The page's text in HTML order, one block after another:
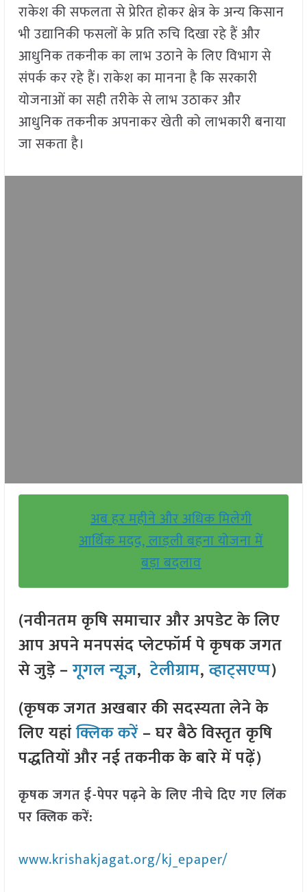
राकेश की सफलता से प्रेरित होकर क्षेत्र के अन्य किसान
भी उद्यानिकी फसलों के प्रति रुचि दिखा रहे हैं और
आधुनिक तकनीक का लाभ उठाने के लिए विभाग से
संपर्क कर रहे हैं। राकेश का मानना है कि सरकारी
योजनाओं का सही तरीके से लाभ उठाकर और
आधुनिक तकनीक अपनाकर खेती को लाभकारी बनाया
जा सकता है।
अब हर महीने और अधिक मिलेगी
आर्थिक मदद, लाड़ली बहना योजना में
बड़ा बदलाव
(नवीनतम कृषि समाचार और अपडेट के लिए
आप अपने मनपसंद प्लेटफॉर्म पे कृषक जगत
से जुड़े –गूगल न्यूज़,टेलीग्राम,व्हाट्सएप्प)
(कृषक जगत अखबार की सदस्यता लेने के
लिए यहांक्लिक करें– घर बैठे विस्तृत कृषि
पद्धतियों और नई तकनीक के बारे में पढ़ें)
कृषक जगत ई-पेपर पढ़ने के लिए नीचे दिए गए लिंक
पर क्लिक करें:
www.krishakjagat.org/kj_epaper/